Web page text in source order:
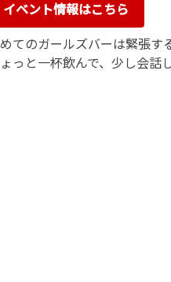
イベント情報はこちら
てのガールズバーは緊張す
っと一杯飲んで、少し会話